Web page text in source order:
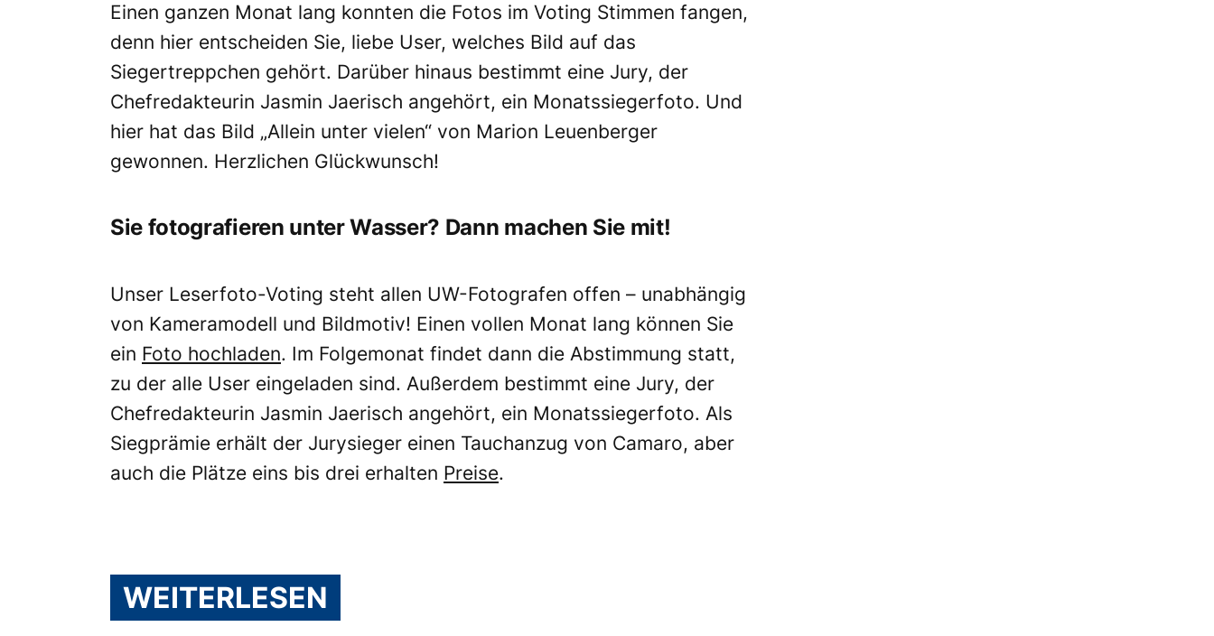
Einen ganzen Monat lang konnten die Fotos im Voting Stimmen fangen,
denn hier entscheiden Sie, liebe User, welches Bild auf das
Siegertreppchen gehört. Darüber hinaus bestimmt eine Jury, der
Chefredakteurin Jasmin Jaerisch angehört, ein Monatssiegerfoto. Und
hier hat das Bild „Allein unter vielen“ von Marion Leuenberger
gewonnen. Herzlichen Glückwunsch!
Sie fotografieren unter Wasser? Dann machen Sie mit!
Unser Leserfoto-Voting steht allen UW-Fotografen offen – unabhängig
von Kameramodell und Bildmotiv! Einen vollen Monat lang können Sie
ein Foto hochladen. Im Folgemonat findet dann die Abstimmung statt,
zu der alle User eingeladen sind. Außerdem bestimmt eine Jury, der
Chefredakteurin Jasmin Jaerisch angehört, ein Monatssiegerfoto. Als
Siegprämie erhält der Jurysieger einen Tauchanzug von Camaro, aber
auch die Plätze eins bis drei erhalten Preise.
WEITERLESEN